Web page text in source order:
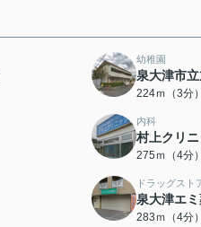
幼稚園
泉大津市
224ｍ（3分）
内科
村上クリニ
275ｍ（4分）
ドラッグスト
泉大津エ
283ｍ（4分）